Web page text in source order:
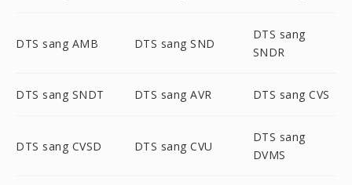
DTS sang AMB DTS sang SND
DTS sang
SNDR
DTS sang SNDT DTS sang AVR DTS sang CVS
DTS sang CVSD DTS sang CVU
DTS sang
DVMS